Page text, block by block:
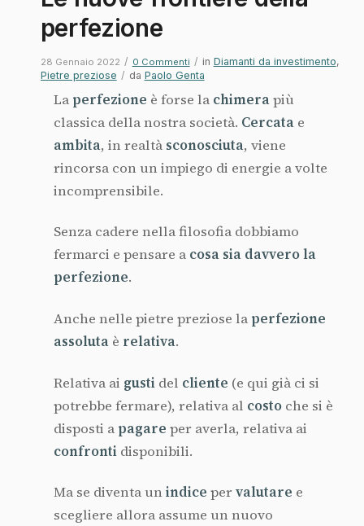
perfezione
28 Gennaio 2022 / 0 Commenti / in Diamanti da investimento,
Pietre preziose / da Paolo Genta
La perfezione è forse la chimerapiù
classica della nostra società. Cercata e
ambita, in realtà sconosciuta, viene
rincorsa con un impiego di energie a volte
incomprensibile.
Senza cadere nella filosofia dobbiamo
fermarci e pensare acosa sia davvero la
perfezione.
Anche nelle pietre preziose la perfezione
assoluta è relativa.
Relativa ai gusti del cliente (e qui già ci si
potrebbe fermare), relativa al costo che si è
disposti a pagare per averla, relativa ai
confronti disponibili.
Ma se diventa unindice pervalutare e
scegliere allora assume un nuovo